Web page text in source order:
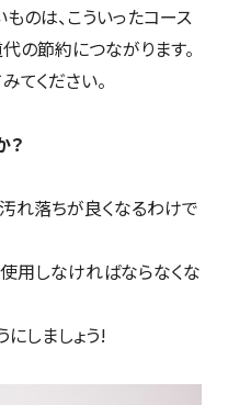
のは、こういったコース
の節約につながります。
てください。
れ落ちが良くなるわけで
用しなければならなくな
しましょう!